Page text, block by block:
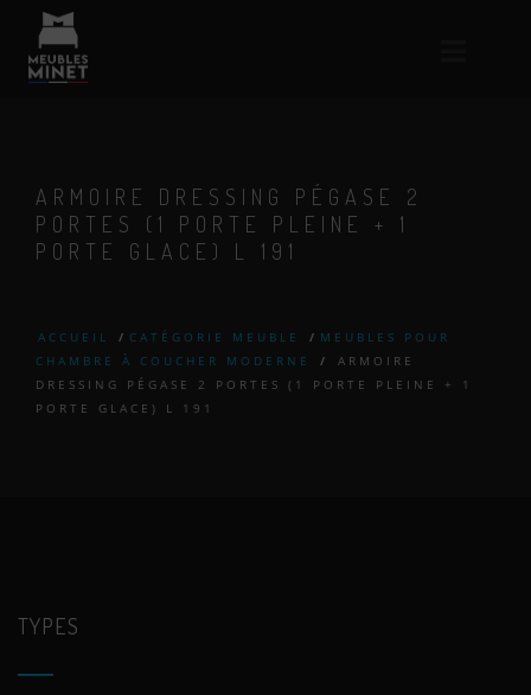
ARMOIRE DRESSING PÉGASE 2
PORTES (1 PORTE PLEINE + 1
PORTE GLACE) L 191
ACCUEIL / CATÉGORIE MEUBLE / MEUBLES POUR
CHAMBRE À COUCHER MODERNE
/
ARMOIRE
DRESSING PÉGASE 2 PORTES (1 PORTE PLEINE + 1
PORTE GLACE) L 191
TYPES